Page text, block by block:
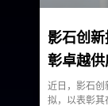
影石创
彰卓越
近日，影石创
拟，以表彰其